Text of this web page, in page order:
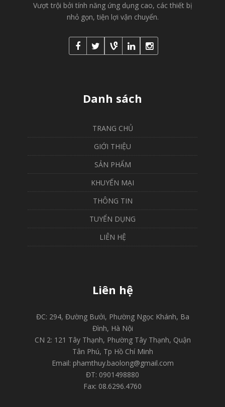
Vượt trội bởi tính năng ứng dụng cao, các thiết bị
nhỏ gọn, tiện lợi vận chuyển.
Danh sách
TRANG CHỦ
GIỚI THIỆU
SẢN PHẨM
KHUYẾN MẠI
THÔNG TIN
TUYỂN DỤNG
LIÊN HỆ
Liên hệ
ĐC: 294, Đường Bưởi, Phường Ngọc Khánh, Ba
Đình, Hà Nội
CN 2: 121 Tây Thạnh, Phường Tây Thạnh, Quận
Tân Phú, Tp Hồ Chí Minh
Email: phamthuy.baolong@gmail.com
ĐT: 0901498880
Fax: 08.6296.4760